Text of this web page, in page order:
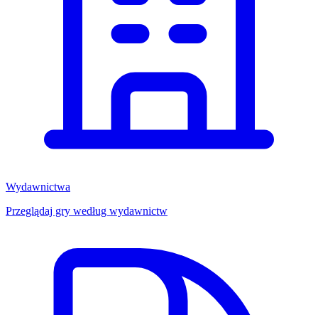
Wydawnictwa
Przeglądaj gry według wydawnictw